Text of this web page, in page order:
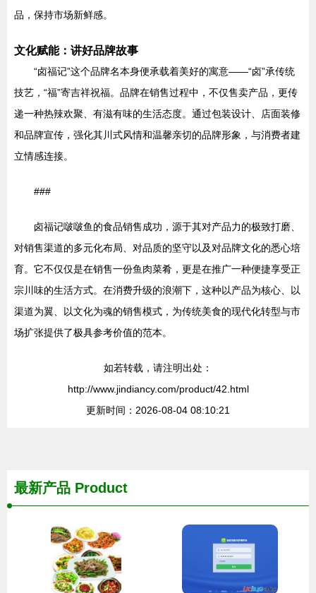
品，保持市场新鲜感。
文化赋能：讲好品牌故事
“卤福记”这个品牌名本身便承载着美好的寓意——“卤”承传统
技艺，“福”寄吉祥祝福。品牌在销售过程中，不仅售卖产品，更传
递一种热辣欢聚、有滋有味的生活态度。通过包装设计、店面装修
和品牌宣传，强化其川式风情和温馨亲切的品牌形象，与消费者建
立情感连接。
###
卤福记啵啵鱼的食品销售成功，源于其对产品力的极致打磨、
对销售渠道的多元化布局、对品质的坚守以及对品牌文化的悉心培
育。它不仅仅是在销售一份鱼肉菜肴，更是在推广一种便捷享受正
宗川味的生活方式。在消费升级的浪潮下，这种以产品为核心、以
渠道为翼、以文化为魂的销售模式，为传统美食的现代化转型与市
场扩张提供了极具参考价值的范本。
如若转载，请注明出处：
http://www.jindiancy.com/product/42.html
更新时间：2026-08-04 08:10:21
最新产品 Product